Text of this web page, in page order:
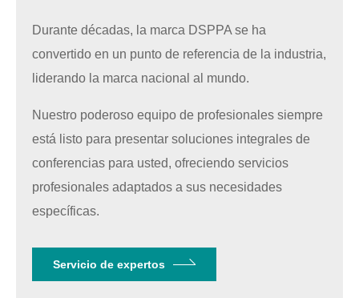
Durante décadas, la marca DSPPA se ha
convertido en un punto de referencia de la industria,
liderando la marca nacional al mundo.
Nuestro poderoso equipo de profesionales siempre
está listo para presentar soluciones integrales de
conferencias para usted, ofreciendo servicios
profesionales adaptados a sus necesidades
específicas.
Servicio de expertos